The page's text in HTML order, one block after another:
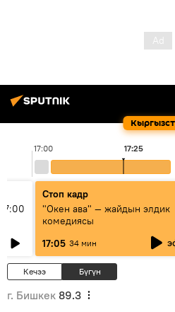
17:00 17:25
Стоп кадр
"Окен ава" — жайдын элдик
комедиясы
17:05 34 мин
Кечээ Бүгүн
г. Бишкек 89.3